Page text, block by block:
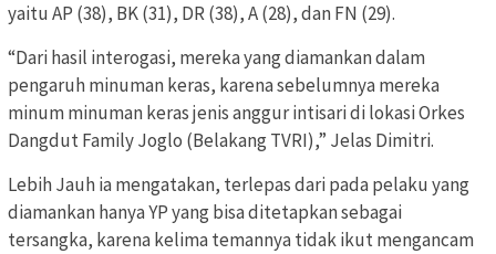
yaitu AP (38), BK (31), DR (38), A (28), dan FN (29).
“Dari hasil interogasi, mereka yang diamankan dalam
pengaruh minuman keras, karena sebelumnya mereka
minum minuman keras jenis anggur intisari di lokasi Orkes
Dangdut Family Joglo (Belakang TVRI),” Jelas Dimitri.
Lebih Jauh ia mengatakan, terlepas dari pada pelaku yang
diamankan hanya YP yang bisa ditetapkan sebagai
tersangka, karena kelima temannya tidak ikut mengancam